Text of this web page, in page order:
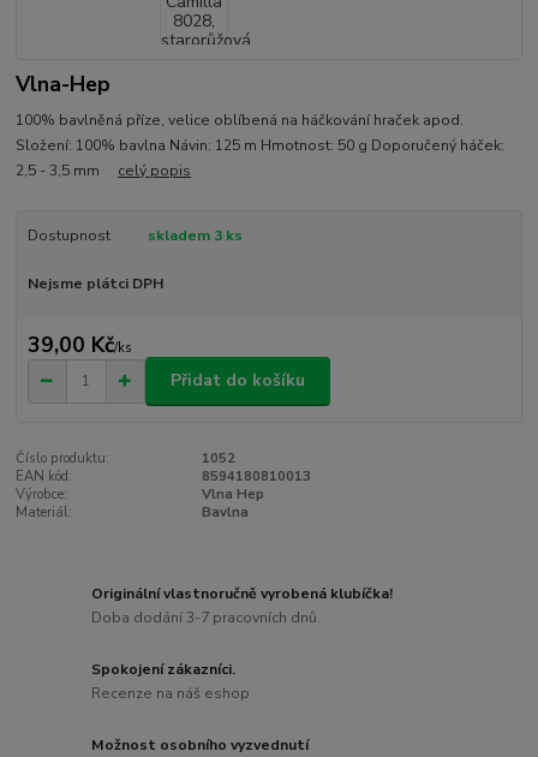
Vlna-Hep
100% bavlněná příze, velice oblíbená na háčkování hraček apod.
Složení: 100% bavlna Návin: 125 m Hmotnost: 50 g Doporučený háček:
2,5 - 3,5 mm celý popis
Dostupnost skladem 3 ks
Nejsme plátci DPH
39,00 Kč/ks
Přidat do košíku
Číslo produktu:
1052
EAN kód:
8594180810013
Výrobce:
Vlna Hep
Materiál:
Bavlna
Originální vlastnoručně vyrobená klubíčka!
Doba dodání 3-7 pracovních dnů.
Spokojení zákazníci.
Recenze na náš eshop
Možnost osobního vyzvednutí